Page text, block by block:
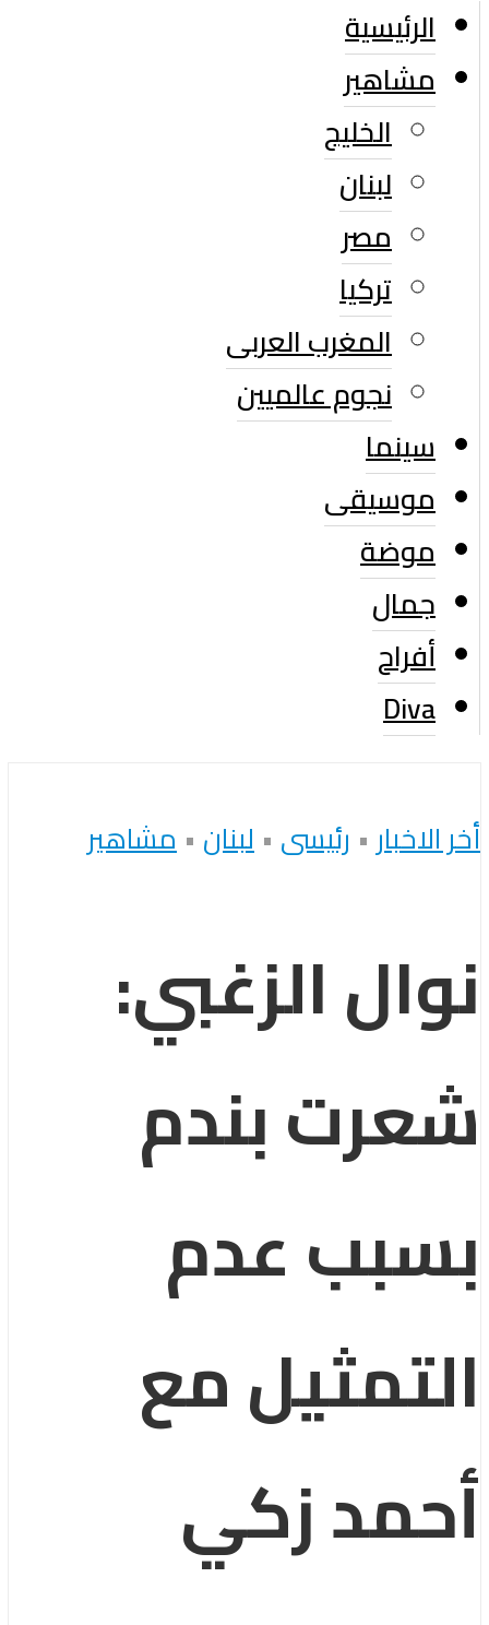
الرئيسية
مشاهير
الخليج
لبنان
مصر
تركيا
المغرب العربى
نجوم عالميين
سينما
موسيقى
موضة
جمال
أفراح
Diva
أخر الاخبار• رئيسى •لبنان •مشاهير
نوال الزغبي:
شعرت بندم
بسبب عدم
التمثيل مع
أحمد زكي